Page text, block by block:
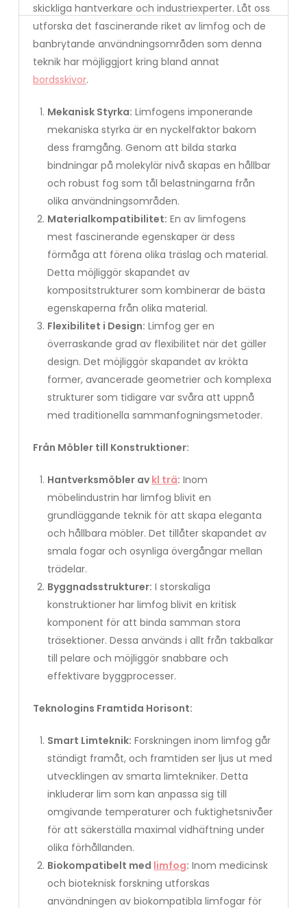
skickliga hantverkare och industriexperter. Låt oss
utforska det fascinerande riket av limfog och de
banbrytande användningsområden som denna
teknik har möjliggjort kring bland annat
bordsskivor.
Mekanisk Styrka: Limfogens imponerande
mekaniska styrka är en nyckelfaktor bakom
dess framgång. Genom att bilda starka
bindningar på molekylär nivå skapas en hållbar
och robust fog som tål belastningarna från
olika användningsområden.
Materialkompatibilitet: En av limfogens
mest fascinerande egenskaper är dess
förmåga att förena olika träslag och material.
Detta möjliggör skapandet av
kompositstrukturer som kombinerar de bästa
egenskaperna från olika material.
Flexibilitet i Design: Limfog ger en
överraskande grad av flexibilitet när det gäller
design. Det möjliggör skapandet av krökta
former, avancerade geometrier och komplexa
strukturer som tidigare var svåra att uppnå
med traditionella sammanfogningsmetoder.
Från Möbler till Konstruktioner:
Hantverksmöbler av kl trä: Inom
möbelindustrin har limfog blivit en
grundläggande teknik för att skapa eleganta
och hållbara möbler. Det tillåter skapandet av
smala fogar och osynliga övergångar mellan
trädelar.
Byggnadsstrukturer: I storskaliga
konstruktioner har limfog blivit en kritisk
komponent för att binda samman stora
träsektioner. Dessa används i allt från takbalkar
till pelare och möjliggör snabbare och
effektivare byggprocesser.
Teknologins Framtida Horisont:
Smart Limteknik: Forskningen inom limfog går
ständigt framåt, och framtiden ser ljus ut med
utvecklingen av smarta limtekniker. Detta
inkluderar lim som kan anpassa sig till
omgivande temperaturer och fuktighetsnivåer
för att säkerställa maximal vidhäftning under
olika förhållanden.
Biokompatibelt med limfog: Inom medicinsk
och bioteknisk forskning utforskas
användningen av biokompatibla limfogar för